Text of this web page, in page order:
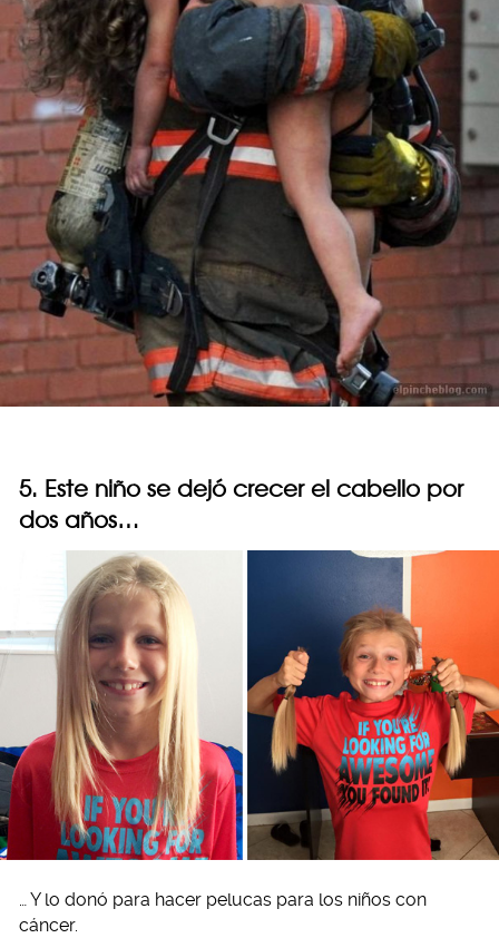
5. Este niño se dejó crecer el cabello por
dos años…
… Y lo donó para hacer pelucas para los niños con
cáncer.